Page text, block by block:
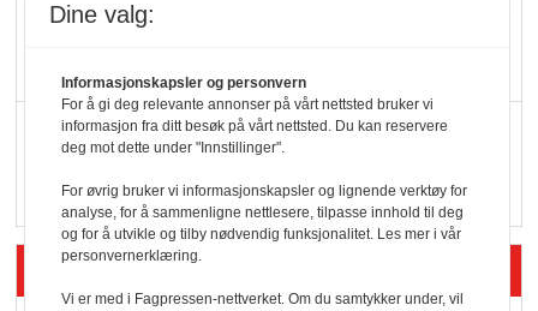
Q passerte 1 milliard i
Siste artikler - Økologisk
Dine valg:
Informasjonskapsler og personvern
For å gi deg relevante annonser på vårt nettsted bruker vi
informasjon fra ditt besøk på vårt nettsted. Du kan reservere
deg mot dette under "Innstillinger".
For øvrig bruker vi informasjonskapsler og lignende verktøy for
analyse, for å sammenligne nettlesere, tilpasse innhold til deg
og for å utvikle og tilby nødvendig funksjonalitet. Les mer i vår
personvernerklæring.
Vi er med i Fagpressen-nettverket. Om du samtykker under, vil